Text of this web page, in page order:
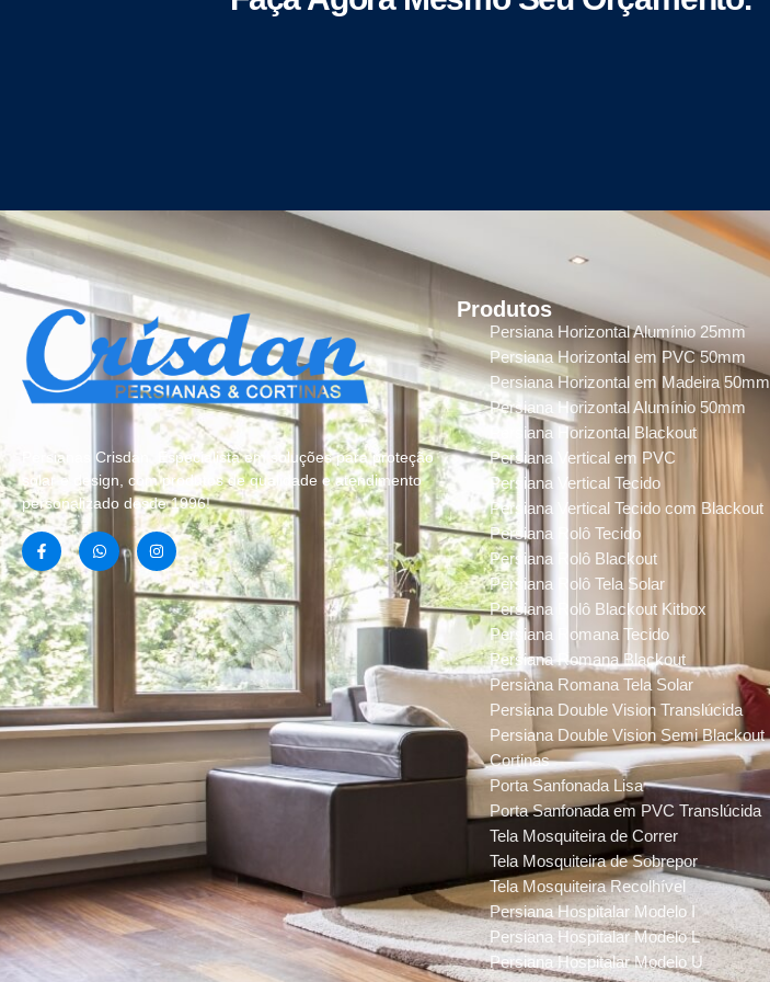
Persianas Crisdan, Especialista em soluções para proteção
solar e design, com produtos de qualidade e atendimento
personalizado desde 1996!
Produtos
Persiana Horizontal Alumínio 25mm
Persiana Horizontal em PVC 50mm
Persiana Horizontal em Madeira 50mm
Persiana Horizontal Alumínio 50mm
Persiana Horizontal Blackout
Persiana Vertical em PVC
Persiana Vertical Tecido
Persiana Vertical Tecido com Blackout
Persiana Rolô Tecido
Persiana Rolô Blackout
Persiana Rolô Tela Solar
Persiana Rolô Blackout Kitbox
Persiana Romana Tecido
Persiana Romana Blackout
Persiana Romana Tela Solar
Persiana Double Vision Translúcida
Persiana Double Vision Semi Blackout
Cortinas
Porta Sanfonada Lisa
Porta Sanfonada em PVC Translúcida
Tela Mosquiteira de Correr
Tela Mosquiteira de Sobrepor
Tela Mosquiteira Recolhível
Persiana Hospitalar Modelo I
Persiana Hospitalar Modelo L
Persiana Hospitalar Modelo U